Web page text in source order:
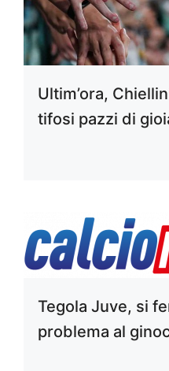
Ultim’ora,
tifosi pazzi di
Tegola Juve, si
problema al